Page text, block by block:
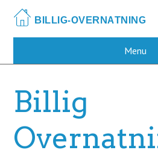
main
Menu
Billig